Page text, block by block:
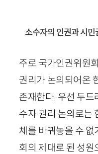
소수자의 인권과 시민
주로 국가인권위원
권리가 논의되어온
존재한다. 우선 두
수자 권리 논의로는
체를 바꿔놓을 수
회의 제대로 된 성